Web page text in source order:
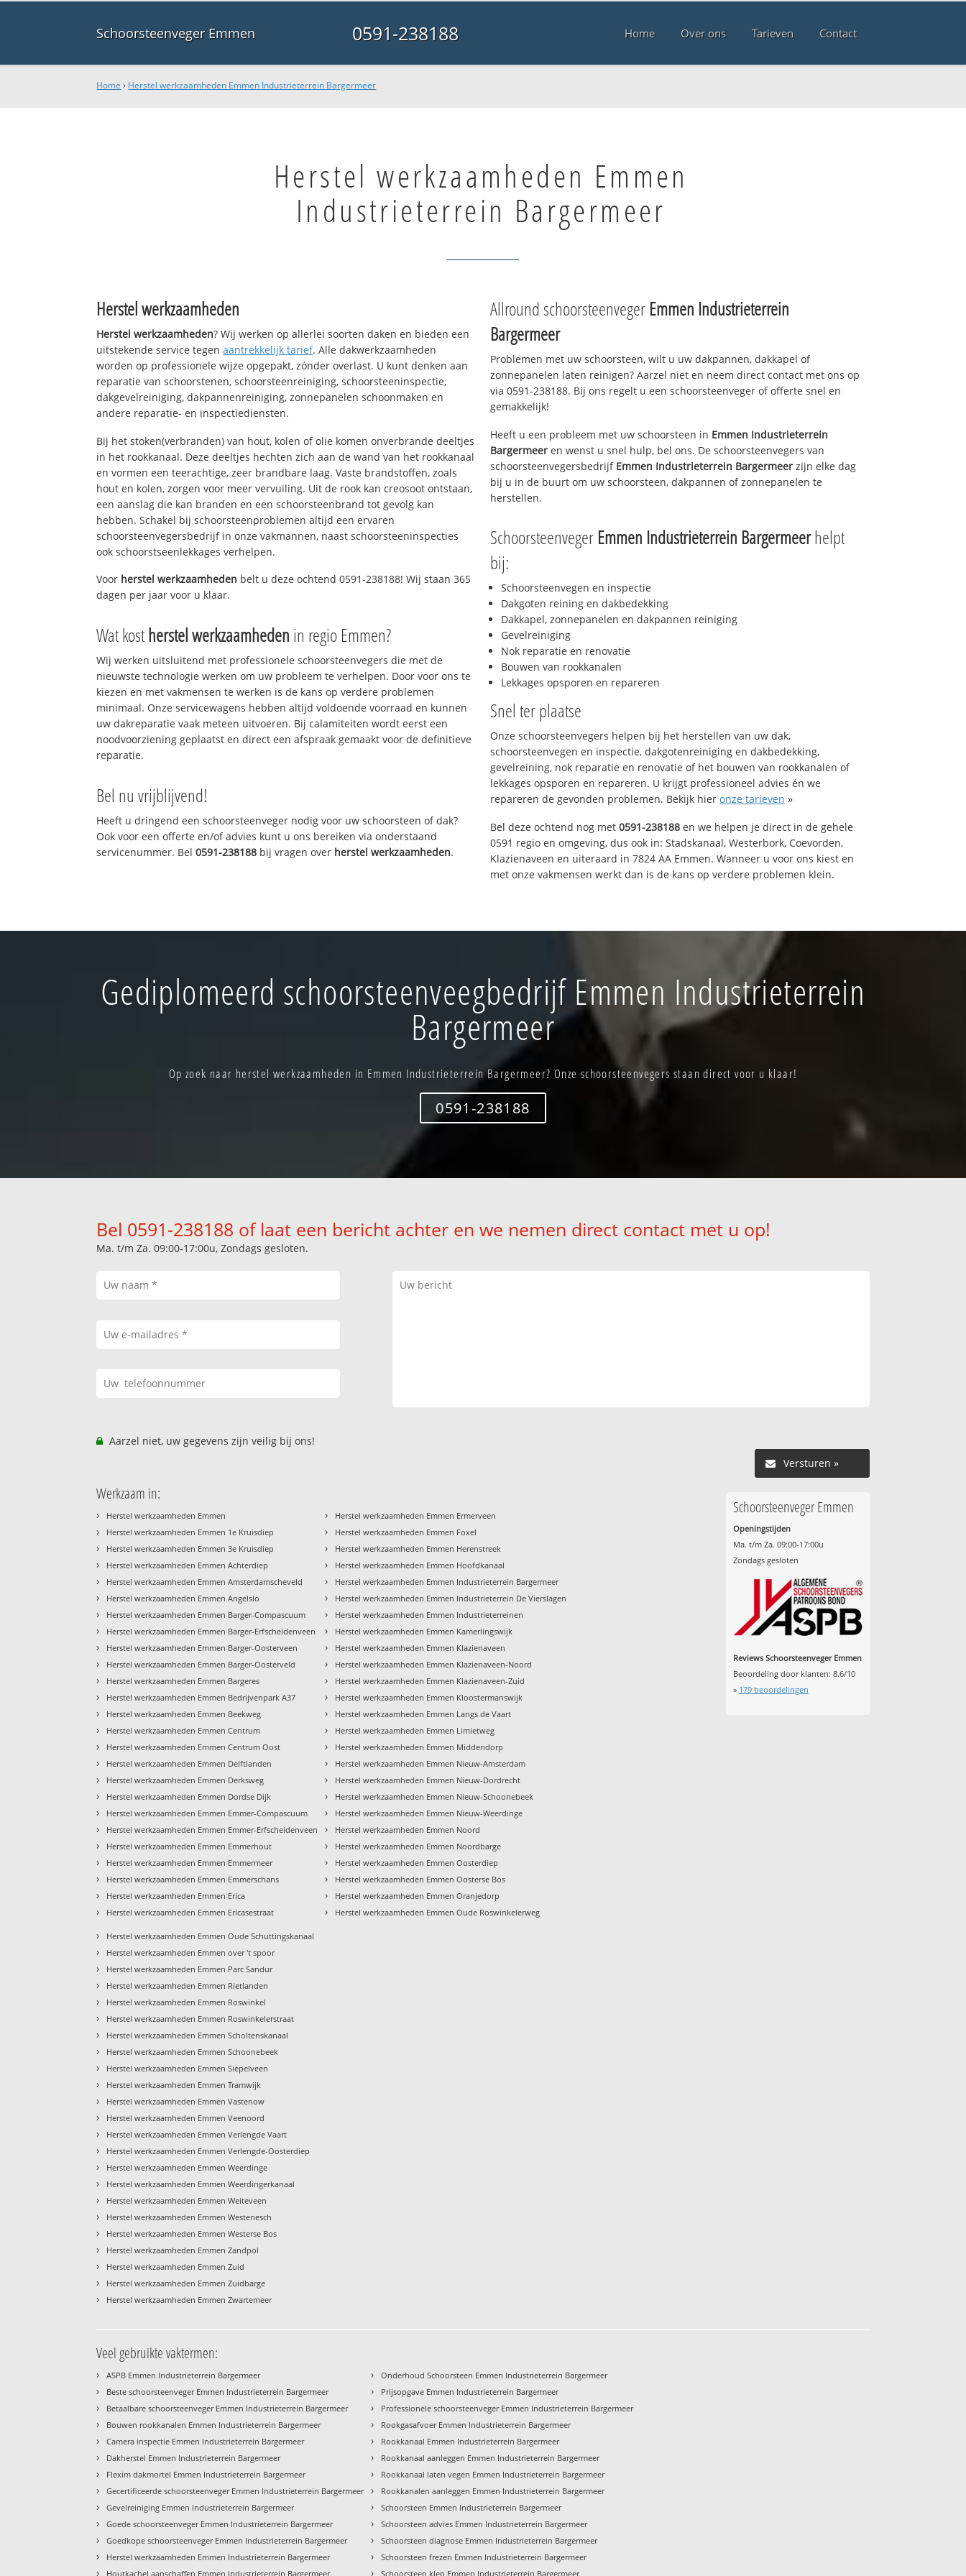
Schoorsteenveger Emmen 0591-238188 Home Over ons Tarieven Contact
Home › Herstel werkzaamheden Emmen Industrieterrein Bargermeer
Herstel werkzaamheden Emmen
Industrieterrein Bargermeer
Herstel werkzaamheden
Herstel werkzaamheden? Wij werken op allerlei soorten daken en bieden een
uitstekende service tegenaantrekkelijk tarief. Alle dakwerkzaamheden
worden op professionele wijze opgepakt, zónder overlast. U kunt denken aan
reparatie van schoorstenen, schoorsteenreiniging, schoorsteeninspectie,
dakgevelreiniging, dakpannenreiniging, zonnepanelen schoonmaken en
andere reparatie- en inspectiediensten.
Bij het stoken(verbranden) van hout, kolen of olie komen onverbrande deeltjes
in het rookkanaal. Deze deeltjes hechten zich aan de wand van het rookkanaal
en vormen een teerachtige, zeer brandbare laag. Vaste brandstoffen, zoals
hout en kolen, zorgen voor meer vervuiling. Uit de rook kan creosoot ontstaan,
een aanslag die kan branden en een schoorsteenbrand tot gevolg kan
hebben. Schakel bij schoorsteenproblemen altijd een ervaren
schoorsteenvegersbedrijf in onze vakmannen, naast schoorsteeninspecties
ook schoorstseenlekkages verhelpen.
Voor herstel werkzaamheden belt u deze ochtend 0591-238188! Wij staan 365
dagen per jaar voor u klaar.
Wat kostherstel werkzaamheden in regio Emmen?
Wij werken uitsluitend met professionele schoorsteenvegers die met de
nieuwste technologie werken om uw probleem te verhelpen. Door voor ons te
kiezen en met vakmensen te werken is de kans op verdere problemen
minimaal. Onze servicewagens hebben altijd voldoende voorraad en kunnen
uw dakreparatie vaak meteen uitvoeren. Bij calamiteiten wordt eerst een
noodvoorziening geplaatst en direct een afspraak gemaakt voor de definitieve
reparatie.
Bel nu vrijblijvend!
Heeft u dringend een schoorsteenveger nodig voor uw schoorsteen of dak?
Ook voor een offerte en/of advies kunt u ons bereiken via onderstaand
servicenummer. Bel0591-238188 bij vragen over herstel werkzaamheden.
Allround schoorsteenveger Emmen Industrieterrein
Bargermeer
Problemen met uw schoorsteen, wilt u uw dakpannen, dakkapel of
zonnepanelen laten reinigen? Aarzel niet en neem direct contact met ons op
via 0591-238188. Bij ons regelt u een schoorsteenveger of offerte snel en
gemakkelijk!
Heeft u een probleem met uw schoorsteen in Emmen Industrieterrein
Bargermeer en wenst u snel hulp, bel ons. De schoorsteenvegers van
schoorsteenvegersbedrijf Emmen Industrieterrein Bargermeer zijn elke dag
bij u in de buurt om uw schoorsteen, dakpannen of zonnepanelen te
herstellen.
Schoorsteenveger Emmen Industrieterrein Bargermeerhelpt
bij:
Schoorsteenvegen en inspectie
Dakgoten reining en dakbedekking
Dakkapel, zonnepanelen en dakpannen reiniging
Gevelreiniging
Nok reparatie en renovatie
Bouwen van rookkanalen
Lekkages opsporen en repareren
Snel ter plaatse
Onze schoorsteenvegers helpen bij het herstellen van uw dak,
schoorsteenvegen en inspectie, dakgotenreiniging en dakbedekking,
gevelreining, nok reparatie en renovatie of het bouwen van rookkanalen of
lekkages opsporen en repareren. U krijgt professioneel advies én we
repareren de gevonden problemen. Bekijk hier onze tarieven »
Bel deze ochtend nog met 0591-238188 en we helpen je direct in de gehele
0591 regio en omgeving, dus ook in: Stadskanaal, Westerbork, Coevorden,
Klazienaveen en uiteraard in 7824 AA Emmen. Wanneer u voor ons kiest en
met onze vakmensen werkt dan is de kans op verdere problemen klein.
Gediplomeerd schoorsteenveegbedrijf Emmen Industrieterrein
Bargermeer
Op zoek naar herstel werkzaamheden in Emmen Industrieterrein Bargermeer? Onze schoorsteenvegers staan direct voor u klaar!
0591-238188
Bel 0591-238188 of laat een bericht achter en we nemen direct contact met u op!
Ma. t/m Za. 09:00-17:00u, Zondags gesloten.
Aarzel niet, uw gegevens zijn veilig bij ons!
Versturen »
Werkzaam in:
› Herstel werkzaamheden Emmen
› Herstel werkzaamheden Emmen 1e Kruisdiep
› Herstel werkzaamheden Emmen 3e Kruisdiep
› Herstel werkzaamheden Emmen Achterdiep
› Herstel werkzaamheden Emmen Amsterdamscheveld
› Herstel werkzaamheden Emmen Angelslo
› Herstel werkzaamheden Emmen Barger-Compascuum
› Herstel werkzaamheden Emmen Barger-Erfscheidenveen
› Herstel werkzaamheden Emmen Barger-Oosterveen
› Herstel werkzaamheden Emmen Barger-Oosterveld
› Herstel werkzaamheden Emmen Bargeres
› Herstel werkzaamheden Emmen Bedrijvenpark A37
› Herstel werkzaamheden Emmen Beekweg
› Herstel werkzaamheden Emmen Centrum
› Herstel werkzaamheden Emmen Centrum Oost
› Herstel werkzaamheden Emmen Delftlanden
› Herstel werkzaamheden Emmen Derksweg
› Herstel werkzaamheden Emmen Dordse Dijk
› Herstel werkzaamheden Emmen Emmer-Compascuum
› Herstel werkzaamheden Emmen Emmer-Erfscheidenveen
› Herstel werkzaamheden Emmen Emmerhout
› Herstel werkzaamheden Emmen Emmermeer
› Herstel werkzaamheden Emmen Emmerschans
› Herstel werkzaamheden Emmen Erica
› Herstel werkzaamheden Emmen Ericasestraat
› Herstel werkzaamheden Emmen Ermerveen
› Herstel werkzaamheden Emmen Foxel
› Herstel werkzaamheden Emmen Herenstreek
› Herstel werkzaamheden Emmen Hoofdkanaal
› Herstel werkzaamheden Emmen Industrieterrein Bargermeer
› Herstel werkzaamheden Emmen Industrieterrein De Vierslagen
› Herstel werkzaamheden Emmen Industrieterreinen
› Herstel werkzaamheden Emmen Kamerlingswijk
› Herstel werkzaamheden Emmen Klazienaveen
› Herstel werkzaamheden Emmen Klazienaveen-Noord
› Herstel werkzaamheden Emmen Klazienaveen-Zuid
› Herstel werkzaamheden Emmen Kloostermanswijk
› Herstel werkzaamheden Emmen Langs de Vaart
› Herstel werkzaamheden Emmen Limietweg
› Herstel werkzaamheden Emmen Middendorp
› Herstel werkzaamheden Emmen Nieuw-Amsterdam
› Herstel werkzaamheden Emmen Nieuw-Dordrecht
› Herstel werkzaamheden Emmen Nieuw-Schoonebeek
› Herstel werkzaamheden Emmen Nieuw-Weerdinge
› Herstel werkzaamheden Emmen Noord
› Herstel werkzaamheden Emmen Noordbarge
› Herstel werkzaamheden Emmen Oosterdiep
› Herstel werkzaamheden Emmen Oosterse Bos
› Herstel werkzaamheden Emmen Oranjedorp
› Herstel werkzaamheden Emmen Oude Roswinkelerweg
› Herstel werkzaamheden Emmen Oude Schuttingskanaal
› Herstel werkzaamheden Emmen over 't spoor
› Herstel werkzaamheden Emmen Parc Sandur
› Herstel werkzaamheden Emmen Rietlanden
› Herstel werkzaamheden Emmen Roswinkel
› Herstel werkzaamheden Emmen Roswinkelerstraat
› Herstel werkzaamheden Emmen Scholtenskanaal
› Herstel werkzaamheden Emmen Schoonebeek
› Herstel werkzaamheden Emmen Siepelveen
› Herstel werkzaamheden Emmen Tramwijk
› Herstel werkzaamheden Emmen Vastenow
› Herstel werkzaamheden Emmen Veenoord
› Herstel werkzaamheden Emmen Verlengde Vaart
› Herstel werkzaamheden Emmen Verlengde-Oosterdiep
› Herstel werkzaamheden Emmen Weerdinge
› Herstel werkzaamheden Emmen Weerdingerkanaal
› Herstel werkzaamheden Emmen Weiteveen
› Herstel werkzaamheden Emmen Westenesch
› Herstel werkzaamheden Emmen Westerse Bos
› Herstel werkzaamheden Emmen Zandpol
› Herstel werkzaamheden Emmen Zuid
› Herstel werkzaamheden Emmen Zuidbarge
› Herstel werkzaamheden Emmen Zwartemeer
Schoorsteenveger Emmen
Openingstijden
Ma. t/m Za. 09:00-17:00u
Zondags gesloten
Reviews Schoorsteenveger Emmen
Beoordeling door klanten: 8.6/10
» 179beoordelingen
Veel gebruikte vaktermen:
› ASPB Emmen Industrieterrein Bargermeer
› Beste schoorsteenveger Emmen Industrieterrein Bargermeer
› Betaalbare schoorsteenveger Emmen Industrieterrein Bargermeer
› Bouwen rookkanalen Emmen Industrieterrein Bargermeer
› Camera inspectie Emmen Industrieterrein Bargermeer
› Dakherstel Emmen Industrieterrein Bargermeer
› Flexim dakmortel Emmen Industrieterrein Bargermeer
› Gecertificeerde schoorsteenveger Emmen Industrieterrein Bargermeer
› Gevelreiniging Emmen Industrieterrein Bargermeer
› Goede schoorsteenveger Emmen Industrieterrein Bargermeer
› Goedkope schoorsteenveger Emmen Industrieterrein Bargermeer
› Herstel werkzaamheden Emmen Industrieterrein Bargermeer
› Houtkachel aanschaffen Emmen Industrieterrein Bargermeer
› Onderhoud Schoorsteen Emmen Industrieterrein Bargermeer
› Prijsopgave Emmen Industrieterrein Bargermeer
› Professionele schoorsteenveger Emmen Industrieterrein Bargermeer
› Rookgasafvoer Emmen Industrieterrein Bargermeer
› Rookkanaal Emmen Industrieterrein Bargermeer
› Rookkanaal aanleggen Emmen Industrieterrein Bargermeer
› Rookkanaal laten vegen Emmen Industrieterrein Bargermeer
› Rookkanalen aanleggen Emmen Industrieterrein Bargermeer
› Schoorsteen Emmen Industrieterrein Bargermeer
› Schoorsteen advies Emmen Industrieterrein Bargermeer
› Schoorsteen diagnose Emmen Industrieterrein Bargermeer
› Schoorsteen frezen Emmen Industrieterrein Bargermeer
› Schoorsteen klep Emmen Industrieterrein Bargermeer